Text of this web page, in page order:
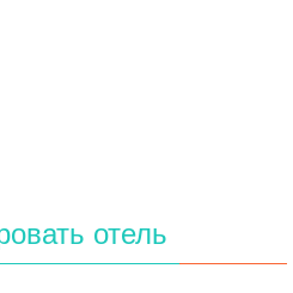
отель